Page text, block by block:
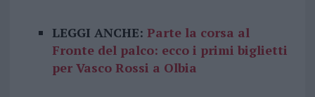
LEGGI ANCHE: Parte la corsa al
Fronte del palco: ecco i primi biglietti
per Vasco Rossi a Olbia